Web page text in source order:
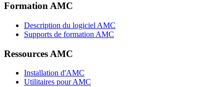
Formation AMC
Description du logiciel AMC
Supports de formation AMC
Ressources AMC
Installation d'AMC
Utilitaires pour AMC